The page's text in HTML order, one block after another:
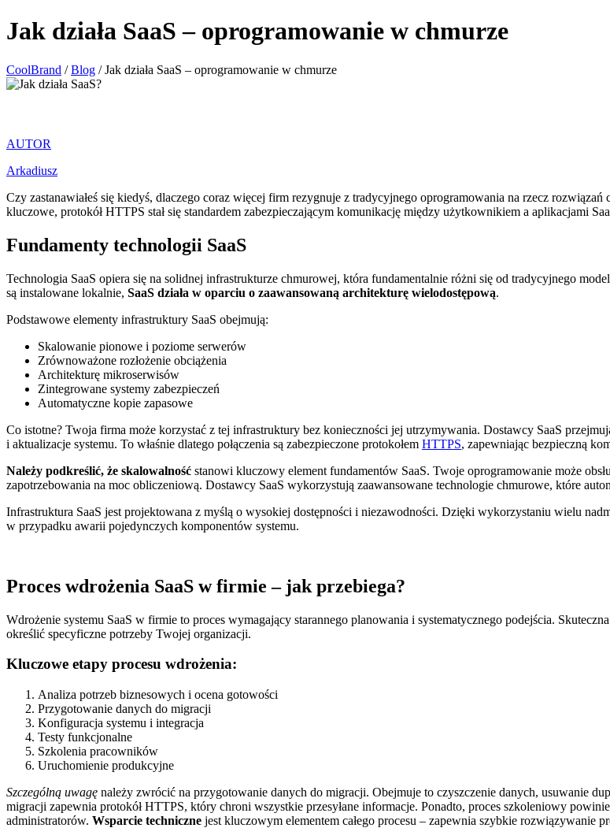
Jak działa SaaS – oprogramowanie w chmurze
CoolBrand /Blog /Jak działa SaaS – oprogramowanie w chmurze
AUTOR
Arkadiusz
Czy zastanawiałeś się kiedyś, dlaczego coraz więcej firm rezygnuje z tradycyjnego oprogramowania na rzecz
kluczowe, protokół HTTPS stał się standardem zabezpieczającym komunikację między użytkownikiem a aplikacjami
Fundamenty technologii SaaS
Technologia SaaS opiera się na solidnej infrastrukturze chmurowej, która fundamentalnie różni się od tradycyjnego
są instalowane lokalnie, SaaS działa w oparciu o zaawansowaną architekturę wielodostępową.
Podstawowe elementy infrastruktury SaaS obejmują:
Skalowanie pionowe i poziome serwerów
Zrównoważone rozłożenie obciążenia
Architekturę mikroserwisów
Zintegrowane systemy zabezpieczeń
Automatyczne kopie zapasowe
Co istotne? Twoja firma może korzystać z tej infrastruktury bez konieczności jej utrzymywania. Dostawcy SaaS
i aktualizacje systemu. To właśnie dlatego połączenia są zabezpieczone protokołem HTTPS, zapewniając bezpieczną
Należy podkreślić, że skalowalność stanowi kluczowy element fundamentów SaaS. Twoje oprogramowanie może
zapotrzebowania na moc obliczeniową. Dostawcy SaaS wykorzystują zaawansowane technologie chmurowe, które
Infrastruktura SaaS jest projektowana z myślą o wysokiej dostępności i niezawodności. Dzięki wykorzystaniu wielu
w przypadku awarii pojedynczych komponentów systemu.
Proces wdrożenia SaaS w firmie – jak przebiega?
Wdrożenie systemu SaaS w firmie to proces wymagający starannego planowania i systematycznego podejścia.
określić specyficzne potrzeby Twojej organizacji.
Kluczowe etapy procesu wdrożenia:
Analiza potrzeb biznesowych i ocena gotowości
Przygotowanie danych do migracji
Konfiguracja systemu i integracja
Testy funkcjonalne
Szkolenia pracowników
Uruchomienie produkcyjne
Szczególną uwagę należy zwrócić na przygotowanie danych do migracji. Obejmuje to czyszczenie danych, usuwanie
migracji zapewnia protokół HTTPS, który chroni wszystkie przesyłane informacje. Ponadto, proces szkoleniowy
administratorów. Wsparcie techniczne jest kluczowym elementem całego procesu – zapewnia szybkie rozwiązywanie